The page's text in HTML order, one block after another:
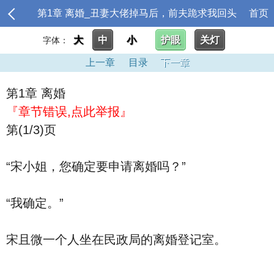
第1章 离婚_丑妻大佬掉马后，前夫跪求我回头 首页
字体： 大 中 小 护眼 关灯
上一章 目录 下一章
第1章 离婚
『章节错误,点此举报』
第(1/3)页
“宋小姐，您确定要申请离婚吗？”
“我确定。”
宋且微一个人坐在民政局的离婚登记室。